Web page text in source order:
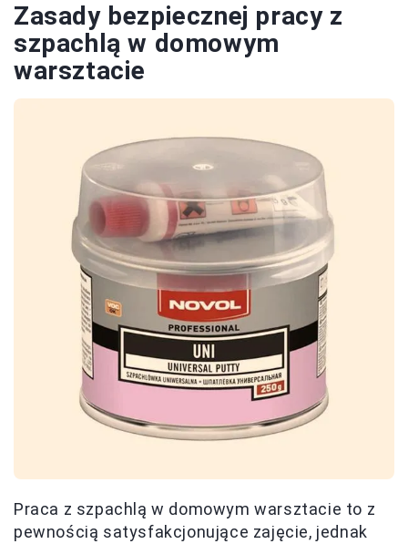
Zasady bezpiecznej pracy z
szpachlą w domowym
warsztacie
Praca z szpachlą w domowym warsztacie to z
pewnością satysfakcjonujące zajęcie, jednak